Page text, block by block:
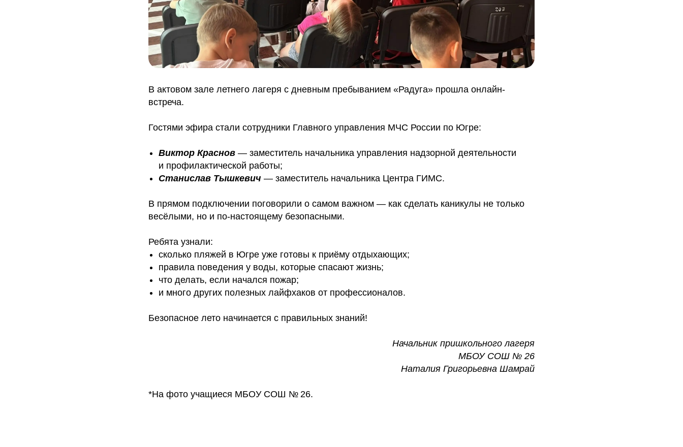
В актовом зале летнего лагеря с дневным пребыванием «Радуга» прошла онлайн-
встреча.
Гостями эфира стали сотрудники Главного управления МЧС России по Югре:
Виктор Краснов — заместитель начальника управления надзорной деятельности
и профилактической работы;
Станислав Тышкевич — заместитель начальника Центра ГИМС.
В прямом подключении поговорили о самом важном — как сделать каникулы не только
весёлыми, но и по-настоящему безопасными.
Ребята узнали:
сколько пляжей в Югре уже готовы к приёму отдыхающих;
правила поведения у воды, которые спасают жизнь;
что делать, если начался пожар;
и много других полезных лайфхаков от профессионалов.
Безопасное лето начинается с правильных знаний!
Начальник пришкольного лагеря
МБОУ СОШ № 26
Наталия Григорьевна Шамрай
*На фото учащиеся МБОУ СОШ № 26.